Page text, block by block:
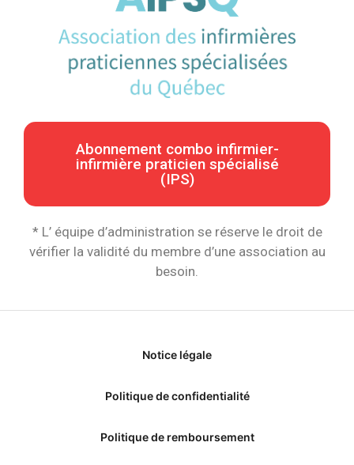
Abonnement combo infirmier-
infirmière praticien spécialisé
(IPS)
* L’ équipe d’administration se réserve le droit de
vérifier la validité du membre d’une association au
besoin.
Notice légale
Politique de confidentialité
Politique de remboursement